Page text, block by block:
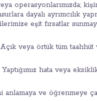
operasyonlarımızda;
dayalı ayrımcılık
eşit fırsatlar
veya örtük tüm taahhüt
hata veya
ve öğrenmeye